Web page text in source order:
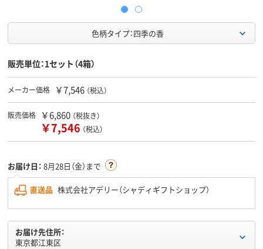
色柄タイプ：四季の香
販売単位：1セット（4箱）
メーカー価格 ￥7,546 （税込）
販売価格 ￥6,860 （税抜き）
￥7,546 （税込）
お届け日： 8月28日（金）まで
直送品 株式会社アデリー（シャディギフトショップ）
お届け先住所：
東京都江東区